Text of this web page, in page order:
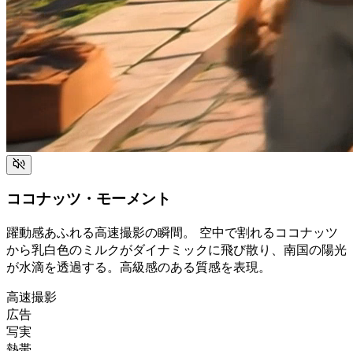
ココナッツ・モーメント
躍動感あふれる高速撮影の瞬間。 空中で割れるココナッツ
から乳白色のミルクがダイナミックに飛び散り、南国の陽光
が水滴を透過する。高級感のある質感を表現。
高速撮影
広告
写実